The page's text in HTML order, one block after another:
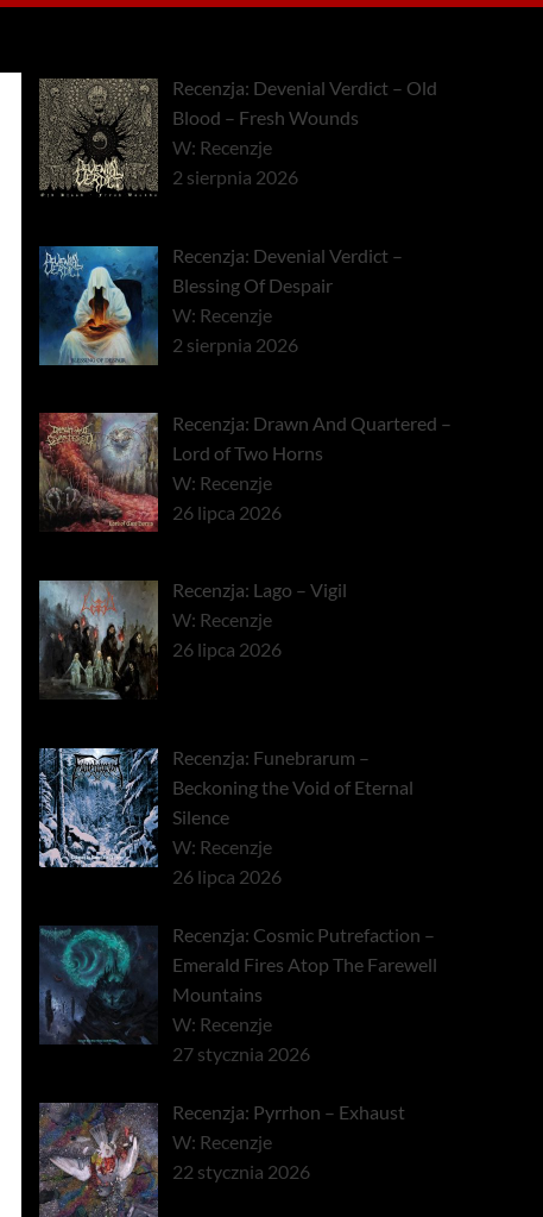
Recenzja: Devenial Verdict – Old
Blood – Fresh Wounds
W: Recenzje
2 sierpnia 2026
Recenzja: Devenial Verdict –
Blessing Of Despair
W: Recenzje
2 sierpnia 2026
Recenzja: Drawn And Quartered –
Lord of Two Horns
W: Recenzje
26 lipca 2026
Recenzja: Lago – Vigil
W: Recenzje
26 lipca 2026
Recenzja: Funebrarum –
Beckoning the Void of Eternal
Silence
W: Recenzje
26 lipca 2026
Recenzja: Cosmic Putrefaction –
Emerald Fires Atop The Farewell
Mountains
W: Recenzje
27 stycznia 2026
Recenzja: Pyrrhon – Exhaust
W: Recenzje
22 stycznia 2026